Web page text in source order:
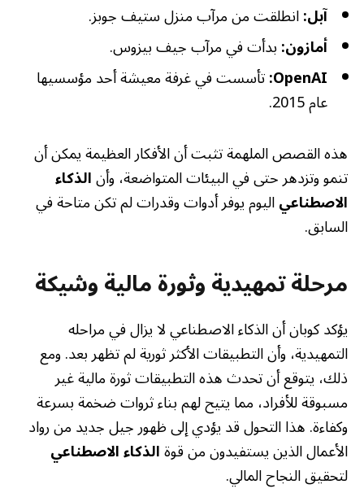
آبل:انطلقت من مرآب منزل ستيف جوبز.
أمازون:بدأت في مرآب جيف بيزوس.
OpenAI: تأسست في غرفة معيشة أحد مؤسسيها
عام 2015.
هذه القصص الملهمة تثبت أن الأفكار العظيمة يمكن أن
تنمو وتزدهر حتى في البيئات المتواضعة، وأنالذكاء
الاصطناعياليوم يوفر أدوات وقدرات لم تكن متاحة في
السابق.
مرحلة تمهيدية وثورة مالية وشيكة
يؤكد كوبان أن الذكاء الاصطناعي لا يزال في مراحله
التمهيدية، وأن التطبيقات الأكثر ثورية لم تظهر بعد. ومع
ذلك، يتوقع أن تحدث هذه التطبيقات ثورة مالية غير
مسبوقة للأفراد، مما يتيح لهم بناء ثروات ضخمة بسرعة
وكفاءة. هذا التحول قد يؤدي إلى ظهور جيل جديد من رواد
الأعمال الذين يستفيدون من قوةالذكاء الاصطناعي
لتحقيق النجاح المالي.